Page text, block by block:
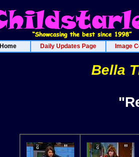
Home Daily Updates Page Image
Bella